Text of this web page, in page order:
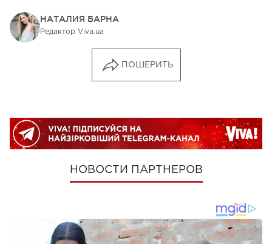
НАТАЛИЯ БАРНА
Редактор Viva.ua
ПОШЕРИТЬ
НОВОСТИ ПАРТНЕРОВ